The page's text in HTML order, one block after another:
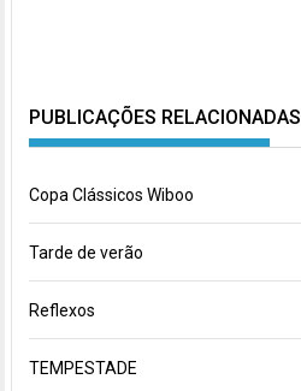
PUBLICAÇÕES RELACIONADAS
Copa Clássicos Wiboo
Tarde de verão
Reflexos
TEMPESTADE